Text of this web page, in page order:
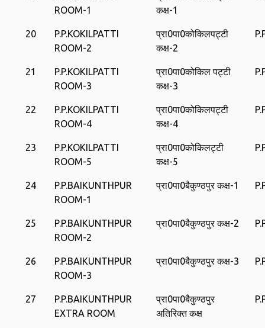
ROOM-1
कक्ष-1
20
P.P.KOKILPATTI
ROOM-2
प्रा0पा0कोकिलपट्टी
कक्ष-2
21
P.P.KOKILPATTI
ROOM-3
प्रा0पा0कोकिल पट्टी
कक्ष-3
22
P.P.KOKILPATTI
ROOM-4
प्रा0पा0कोकिलपट्टी
कक्ष-4
23
P.P.KOKILPATTI
ROOM-5
प्रा0पा0कोकिलट्टी
कक्ष-5
24
P.P.BAIKUNTHPUR
ROOM-1
प्रा0पा0बैकुण्‍ठपुर कक्ष-1
25
P.P.BAIKUNTHPUR
ROOM-2
प्रा0पा0बैकुण्‍ठपुर कक्ष-2
26
P.P.BAIKUNTHPUR
ROOM-3
प्रा0पा0बैकुण्‍ठपुर कक्ष-3
27
P.P.BAIKUNTHPUR
EXTRA ROOM
प्रा0पा0बैकुण्‍ठपुर
अतिरिक्‍त कक्ष